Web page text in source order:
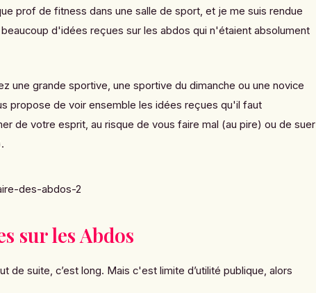
prof de fitness dans une salle de sport, et je me suis rendue
d'idées reçues sur les abdos qui n'étaient absolument
une grande sportive, une sportive du dimanche ou une novice
propose de voir ensemble les idées reçues qu'il faut
de votre esprit, au risque de vous faire mal (au pire) ou de suer
sur les Abdos
de suite, c’est long. Mais c'est limite d’utilité publique, alors